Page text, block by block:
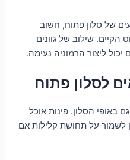
של סלון פתוח, חשוב
שילוב של גוונים
יכול ליצור הרמוניה נעימה.
לסלון פתוח
באופי הסלון. פינות אוכל
לשמור על תחושת קלילות אם